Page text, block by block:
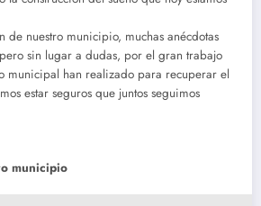
de nuestro municipio, muchas anécdotas
sin lugar a dudas, por el gran trabajo
municipal han realizado para recuperar el
estar seguros que juntos seguimos
municipio